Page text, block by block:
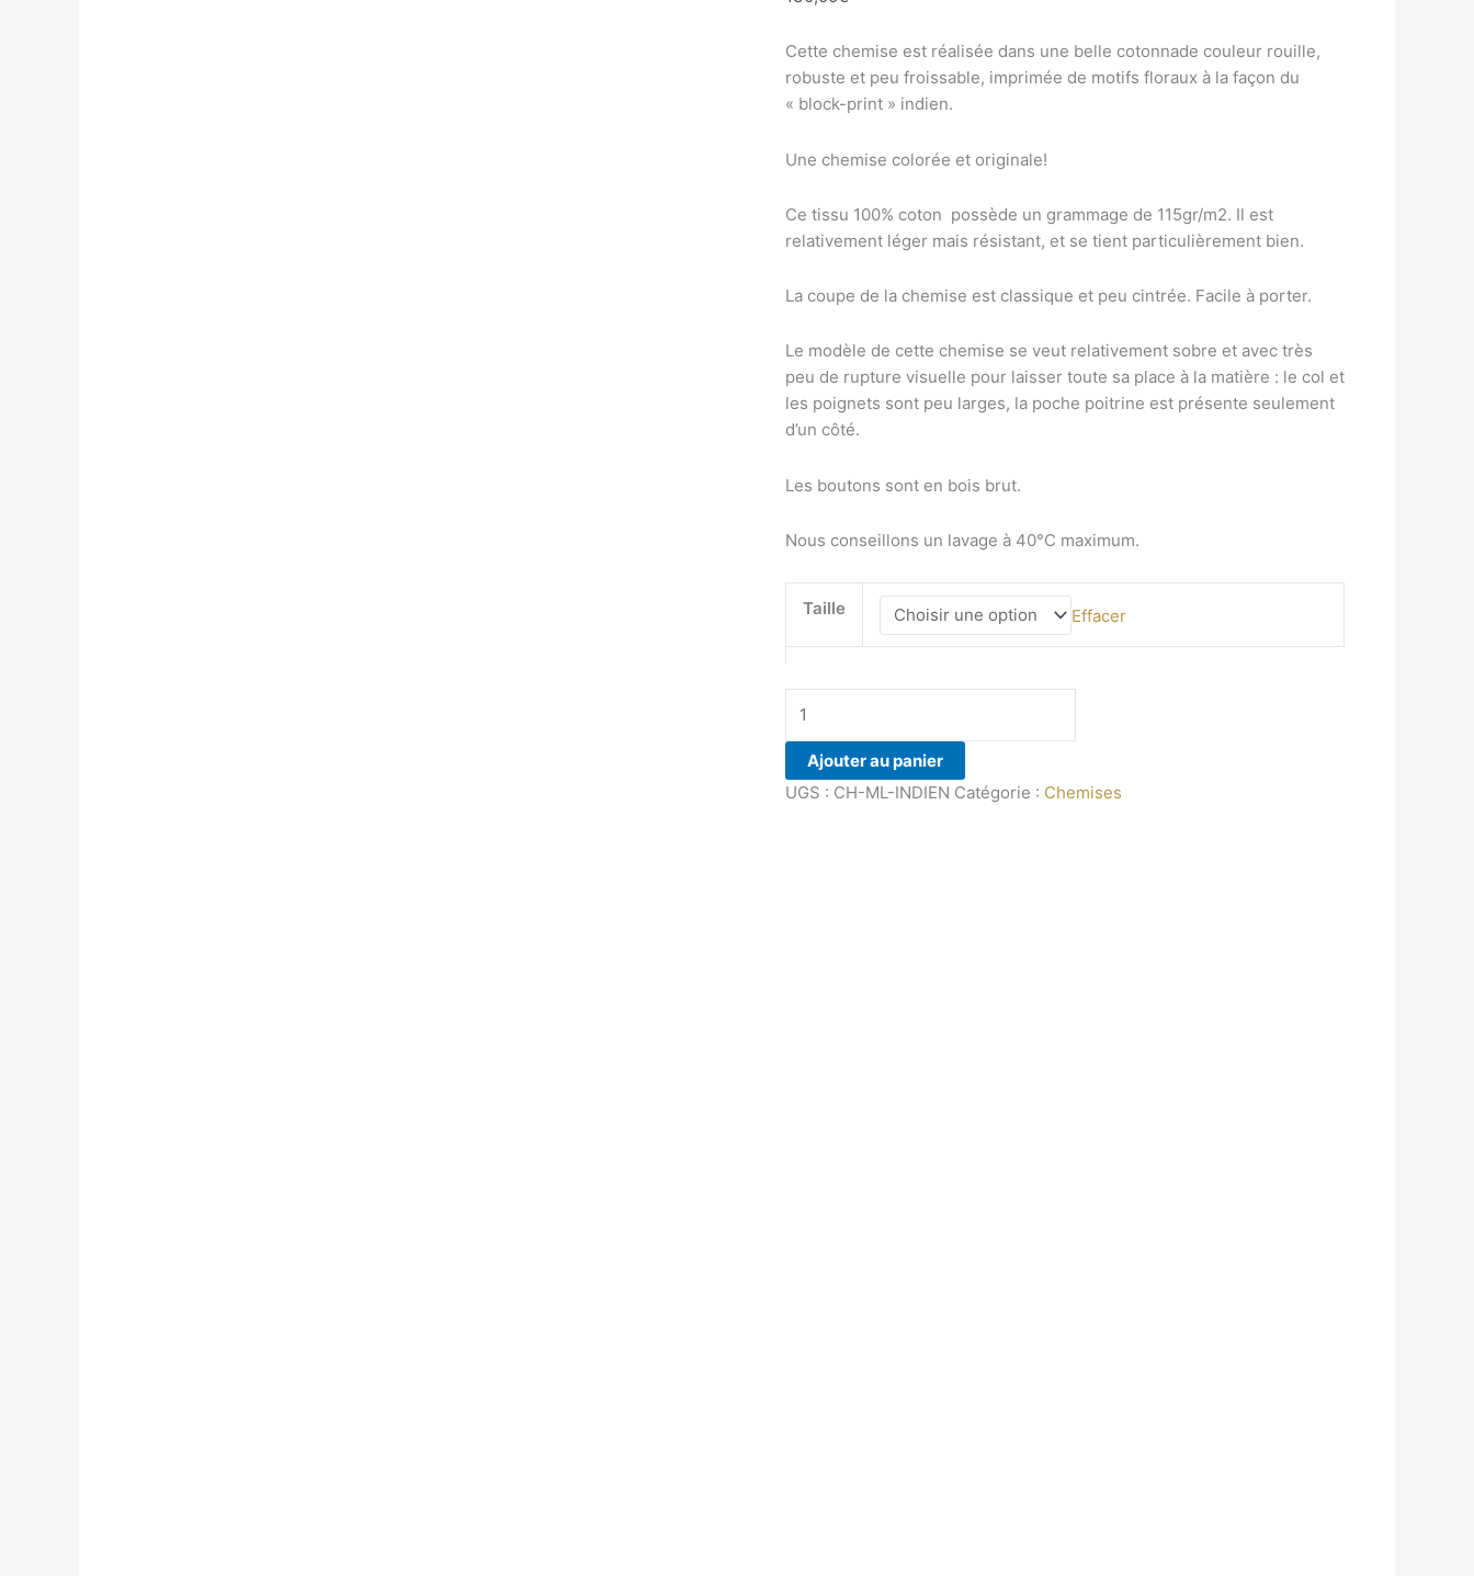
Cette chemise est réalisée dans une belle cotonnade couleur rouille,
robuste et peu froissable, imprimée de motifs floraux à la façon du
« block-print » indien.
Une chemise colorée et originale!
Ce tissu 100% coton possède un grammage de 115gr/m2. Il est
relativement léger mais résistant, et se tient particulièrement bien.
La coupe de la chemise est classique et peu cintrée. Facile à porter.
Le modèle de cette chemise se veut relativement sobre et avec très
peu de rupture visuelle pour laisser toute sa place à la matière : le col et
les poignets sont peu larges, la poche poitrine est présente seulement
d’un côté.
Les boutons sont en bois brut.
Nous conseillons un lavage à 40°C maximum.
Taille Effacer
de
Chemise
en
coton
Ajouter au panier
UGS : CH-ML-INDIEN Catégorie : Chemises